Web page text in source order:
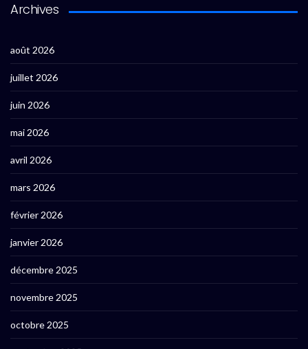
Archives
août 2026
juillet 2026
juin 2026
mai 2026
avril 2026
mars 2026
février 2026
janvier 2026
décembre 2025
novembre 2025
octobre 2025